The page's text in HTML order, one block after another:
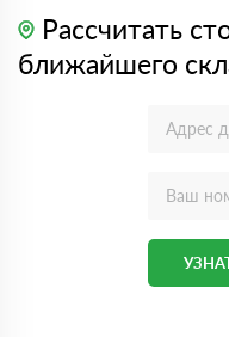
Рассчитать
ближайшего